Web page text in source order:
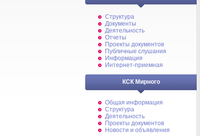
Структура
Документы
Деятельность
Отчеты
Проекты документов
Публичные слушания
Информация
Интернет-приемная
КСК Мирного
Общая информация
Структура
Деятельность
Проекты документов
Новости и объявления